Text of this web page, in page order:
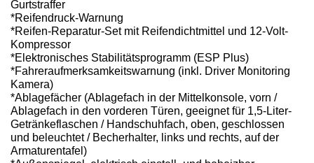
Gurtstraffer
*Reifendruck-Warnung
*Reifen-Reparatur-Set mit Reifendichtmittel und 12-Volt-
Kompressor
*Elektronisches Stabilitätsprogramm (ESP Plus)
*Fahreraufmerksamkeitswarnung (inkl. Driver Monitoring
Kamera)
*Ablagefächer (Ablagefach in der Mittelkonsole, vorn /
Ablagefach in den vorderen Türen, geeignet für 1,5-Liter-
Getränkeflaschen / Handschuhfach, oben, geschlossen
und beleuchtet / Becherhalter, links und rechts, auf der
Armaturentafel)